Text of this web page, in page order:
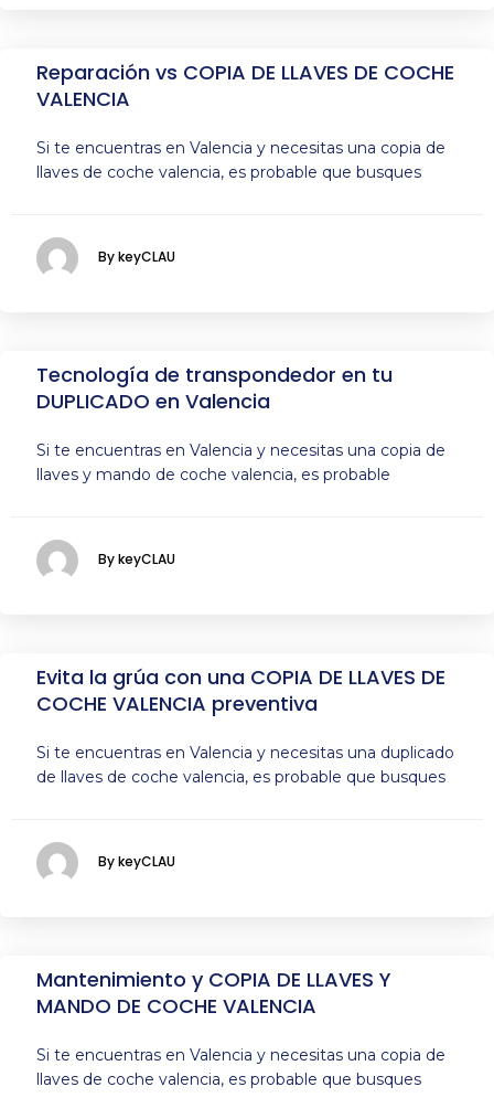
Reparación vs COPIA DE LLAVES DE COCHE
VALENCIA
Si te encuentras en Valencia y necesitas una copia de
llaves de coche valencia, es probable que busques
By keyCLAU
Tecnología de transpondedor en tu
DUPLICADO en Valencia
Si te encuentras en Valencia y necesitas una copia de
llaves y mando de coche valencia, es probable
By keyCLAU
Evita la grúa con una COPIA DE LLAVES DE
COCHE VALENCIA preventiva
Si te encuentras en Valencia y necesitas una duplicado
de llaves de coche valencia, es probable que busques
By keyCLAU
Mantenimiento y COPIA DE LLAVES Y
MANDO DE COCHE VALENCIA
Si te encuentras en Valencia y necesitas una copia de
llaves de coche valencia, es probable que busques